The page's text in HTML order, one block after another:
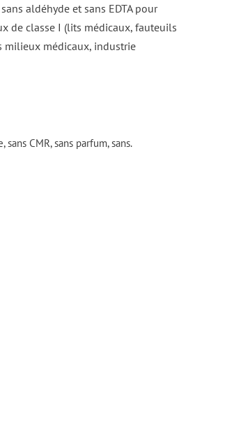
aldéhyde et sans EDTA pour
de classe I (lits médicaux, fauteuils
milieux médicaux, industrie
CMR, sans parfum, sans.